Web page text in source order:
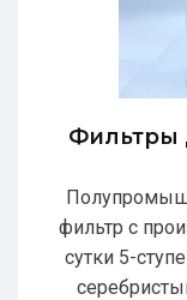
Фильтры
фильтр с
сутки 5-